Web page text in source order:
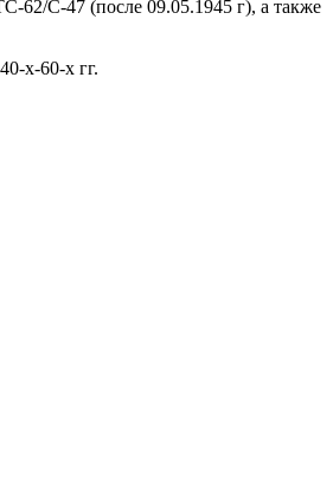
62/С-47 (после 09.05.1945 г), а также
х-60-х гг.